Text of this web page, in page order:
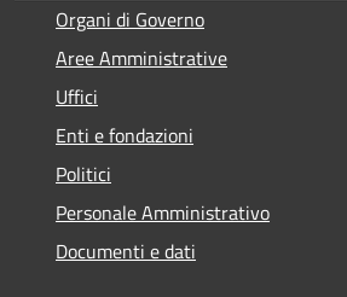
Organi di Governo
Aree Amministrative
Uffici
Enti e fondazioni
Politici
Personale Amministrativo
Documenti e dati